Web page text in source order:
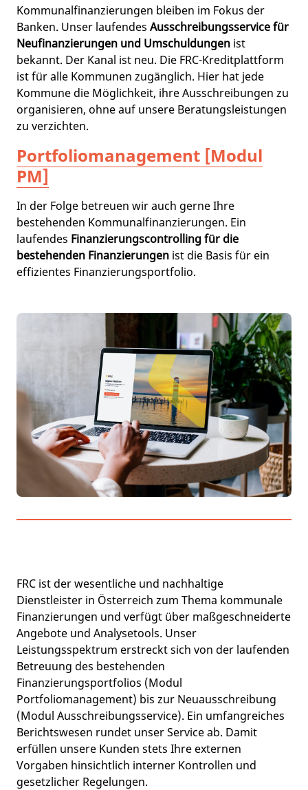
Kommunalfinanzierungen bleiben im Fokus der
Banken. Unser laufendes Ausschreibungsservice für
Neufinanzierungen und Umschuldungen ist
bekannt. Der Kanal ist neu. Die FRC-Kreditplattform
ist für alle Kommunen zugänglich. Hier hat jede
Kommune die Möglichkeit, ihre Ausschreibungen zu
organisieren, ohne auf unsere Beratungsleistungen
zu verzichten.
Portfoliomanagement [Modul
PM]
In der Folge betreuen wir auch gerne Ihre
bestehenden Kommunalfinanzierungen. Ein
laufendes Finanzierungscontrolling für die
bestehenden Finanzierungen ist die Basis für ein
effizientes Finanzierungsportfolio.
FRC ist der wesentliche und nachhaltige
Dienstleister in Österreich zum Thema kommunale
Finanzierungen und verfügt über maßgeschneiderte
Angebote und Analysetools. Unser
Leistungsspektrum erstreckt sich von der laufenden
Betreuung des bestehenden
Finanzierungsportfolios (Modul
Portfoliomanagement) bis zur Neuausschreibung
(Modul Ausschreibungsservice). Ein umfangreiches
Berichtswesen rundet unser Service ab. Damit
erfüllen unsere Kunden stets Ihre externen
Vorgaben hinsichtlich interner Kontrollen und
gesetzlicher Regelungen.